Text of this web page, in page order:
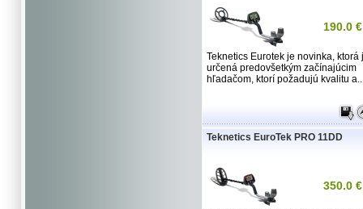
190.0 €
Teknetics Eurotek je novinka, ktorá
určená predovšetkým začínajúcim
hľadačom, ktorí požadujú kvalitu
Teknetics EuroTek PRO 11DD
350.0 €